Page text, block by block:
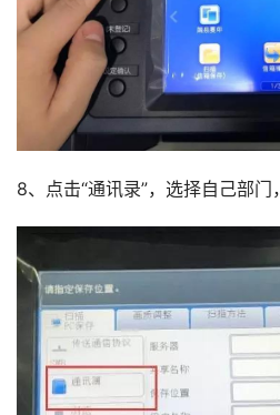
8、点击“通讯录”，选择自己部门，